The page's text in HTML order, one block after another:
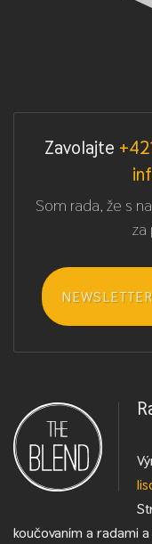
Zavolajte
Som rada, že s
za
NEWSLETTER
koučovaním a radami